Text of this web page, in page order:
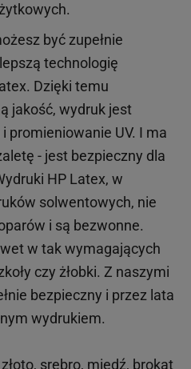
być zupełnie
technologię
Dzięki temu
jakość, wydruk jest
promieniowanie UV. I ma
- jest bezpieczny dla
HP Latex, w
solwentowych, nie
i są bezwonne.
w tak wymagających
czy żłobki. Z naszymi
bezpieczny i przez lata
wydrukiem.
srebro, miedź, brokat